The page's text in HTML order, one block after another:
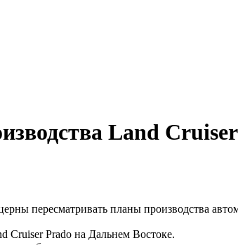
Land
пересматривать планы производства
Cruiser Prado на Дальнем Востоке.